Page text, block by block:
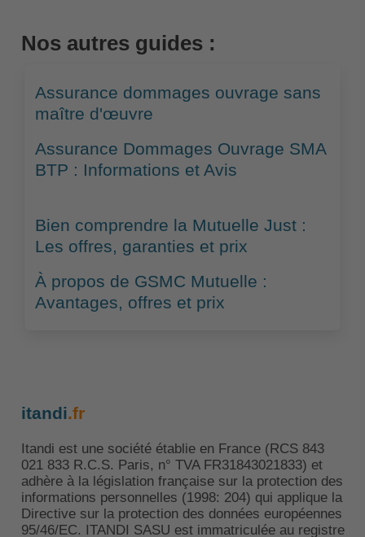
Nos autres guides :
Assurance dommages ouvrage sans
maître d'œuvre
Assurance Dommages Ouvrage SMA
BTP : Informations et Avis
Bien comprendre la Mutuelle Just :
Les offres, garanties et prix
À propos de GSMC Mutuelle :
Avantages, offres et prix
itandi.fr
Itandi est une société établie en France (RCS 843
021 833 R.C.S. Paris, n° TVA FR31843021833) et
adhère à la législation française sur la protection des
informations personnelles (1998: 204) qui applique la
Directive sur la protection des données européennes
95/46/EC. ITANDI SASU est immatriculée au registre